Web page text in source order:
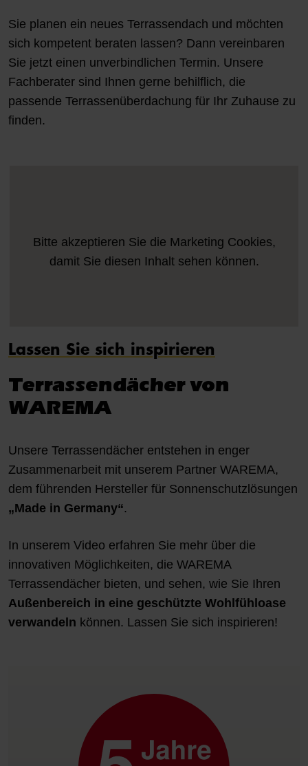
Sie planen ein neues Terrassendach und möchten
sich kompetent beraten lassen? Dann vereinbaren
Sie jetzt einen unverbindlichen Termin. Unsere
Fachberater sind Ihnen gerne behilflich, die
passende Terrassenüberdachung für Ihr Zuhause zu
finden.
Bitte akzeptieren Sie die Marketing Cookies,
damit Sie diesen Inhalt sehen können.
Lassen Sie sich inspirieren
Terrassendächer von
WAREMA
Unsere Terrassendächer entstehen in enger
Zusammenarbeit mit unserem Partner WAREMA,
dem führenden Hersteller für Sonnenschutzlösungen
„Made in Germany“.
In unserem Video erfahren Sie mehr über die
innovativen Möglichkeiten, die WAREMA
Terrassendächer bieten, und sehen, wie Sie Ihren
Außenbereich in eine geschützte Wohlfühloase
verwandeln können. Lassen Sie sich inspirieren!